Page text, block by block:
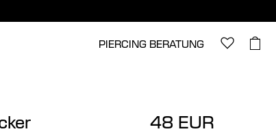
PIERCING BERATUNG
48 EUR